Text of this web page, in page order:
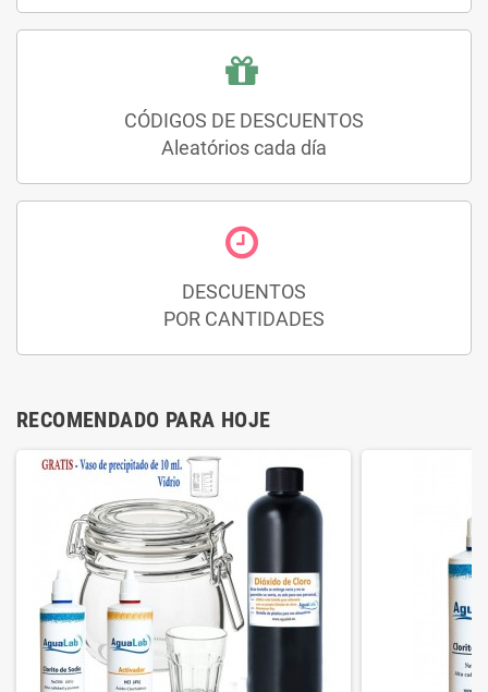
CÓDIGOS DE DESCUENTOS
Aleatórios cada día
DESCUENTOS
POR CANTIDADES
RECOMENDADO PARA HOJE